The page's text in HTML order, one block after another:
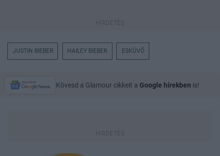
JUSTIN BIEBER HAILEY BIEBER ESKÜVŐ
Kövesd a Glamour cikkeit a Google hírekben is!